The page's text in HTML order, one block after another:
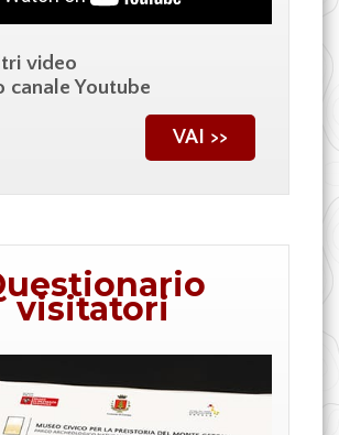
video
canale Youtube
VAI >>
visitatori